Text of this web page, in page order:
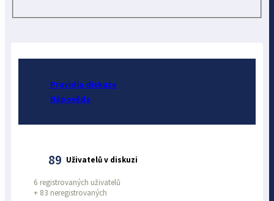
Pravidla diskuze
Nápověda
89 Uživatelů v diskuzi
6 registrovaných uživatelů
+ 83 neregistrovaných